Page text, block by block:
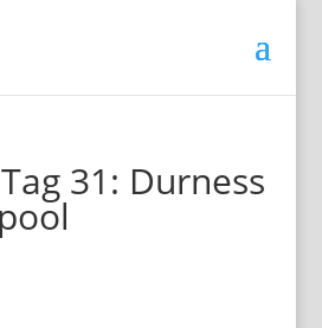
31: Durness